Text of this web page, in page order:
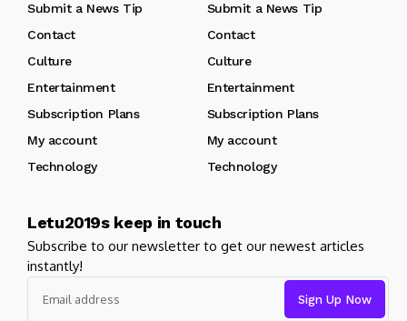
Submit a News Tip
Submit a News Tip
Contact
Contact
Culture
Culture
Entertainment
Entertainment
Subscription Plans
Subscription Plans
My account
My account
Technology
Technology
Letu2019s keep in touch
Subscribe to our newsletter to get our newest articles
instantly!